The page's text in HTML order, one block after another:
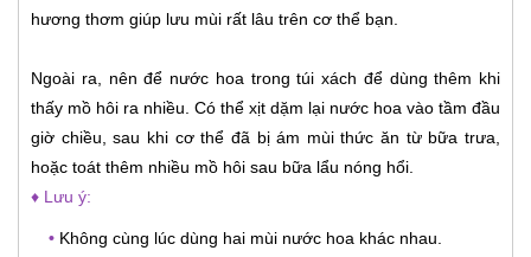
hương thơm giúp lưu mùi rất lâu trên cơ thể bạn.
Ngoài ra, nên để nước hoa trong túi xách để dùng thêm khi
thấy mồ hôi ra nhiều. Có thể xịt dặm lại nước hoa vào tầm đầu
giờ chiều, sau khi cơ thể đã bị ám mùi thức ăn từ bữa trưa,
hoặc toát thêm nhiều mồ hôi sau bữa lẩu nóng hổi.
♦ Lưu ý:
• Không cùng lúc dùng hai mùi nước hoa khác nhau.